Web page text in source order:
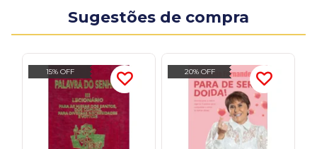
Sugestões de compra
15% OFF 20% OFF